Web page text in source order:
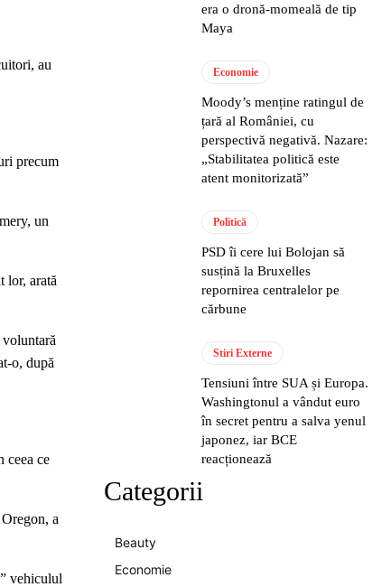
au
precum
un
lor, arată
o, după
ceea ce
a
vehiculul
era o dronă-momeală de tip
Maya
Economie
Moody’s menține ratingul de
țară al României, cu
perspectivă negativă. Nazare:
„Stabilitatea politică este
atent monitorizată”
Politică
PSD îi cere lui Bolojan să
susțină la Bruxelles
repornirea centralelor pe
cărbune
Stiri Externe
Tensiuni între SUA și Europa.
Washingtonul a vândut euro
în secret pentru a salva yenul
japonez, iar BCE
reacționează
Categorii
Beauty
Economie